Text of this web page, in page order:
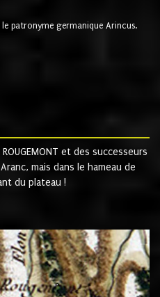
le patronyme germanique Arincus.
et des successeurs
mais dans le hameau de
du plateau !